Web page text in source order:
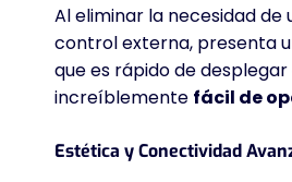
Al eliminar la necesidad de
control externa, presenta
que es rápido de desplegar
increíblemente fácil de
Estética y Conectividad